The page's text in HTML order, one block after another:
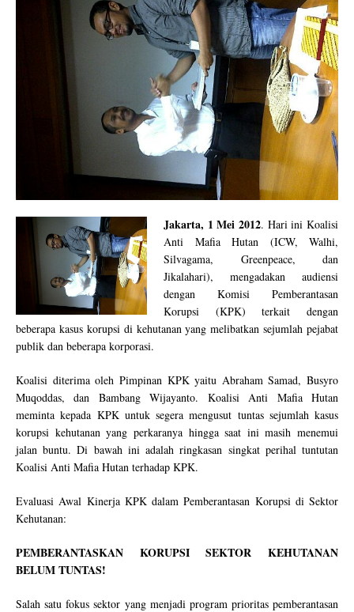
Jakarta, 1 Mei 2012. Hari ini Koalisi
Anti Mafia Hutan (ICW, Walhi,
Silvagama, Greenpeace, dan
Jikalahari), mengadakan audiensi
dengan Komisi Pemberantasan
Korupsi (KPK) terkait dengan
beberapa kasus korupsi di kehutanan yang melibatkan sejumlah pejabat
publik dan beberapa korporasi.
Koalisi diterima oleh Pimpinan KPK yaitu Abraham Samad, Busyro
Muqoddas, dan Bambang Wijayanto. Koalisi Anti Mafia Hutan
meminta kepada KPK untuk segera mengusut tuntas sejumlah kasus
korupsi kehutanan yang perkaranya hingga saat ini masih menemui
jalan buntu. Di bawah ini adalah ringkasan singkat perihal tuntutan
Koalisi Anti Mafia Hutan terhadap KPK.
Evaluasi Awal Kinerja KPK dalam Pemberantasan Korupsi di Sektor
Kehutanan:
PEMBERANTASKAN KORUPSI SEKTOR KEHUTANAN
BELUM TUNTAS!
Salah satu fokus sektor yang menjadi program prioritas pemberantasan